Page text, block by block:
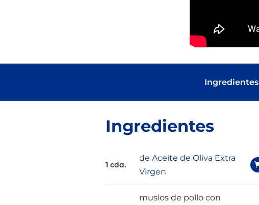
Ingredientes
Ingredientes
1 cda.
deAceite de Oliva Extra
Virgen
muslos de pollo con